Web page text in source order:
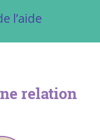
l’aide
relation